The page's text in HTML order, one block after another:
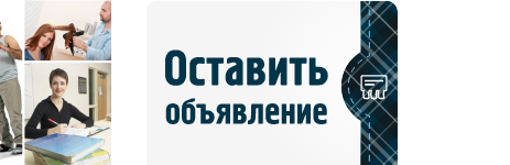
объявление